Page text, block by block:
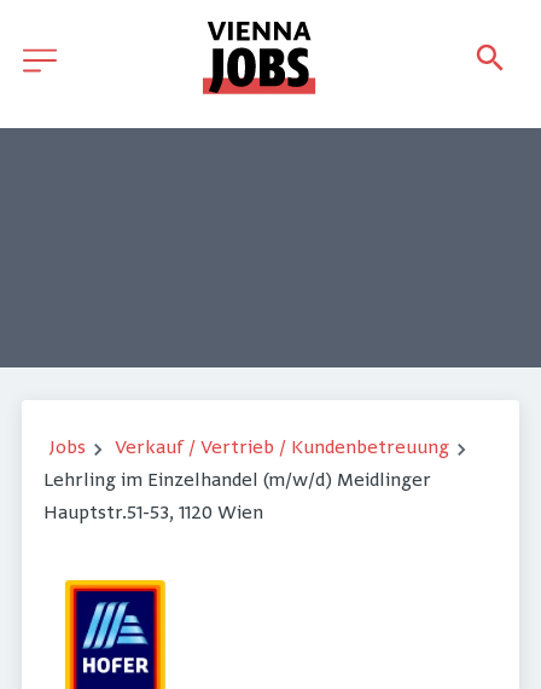
Jobs
Verkauf / Vertrieb / Kundenbetreuung
Lehrling im Einzelhandel (m/w/d) Meidlinger
Hauptstr.51-53, 1120 Wien